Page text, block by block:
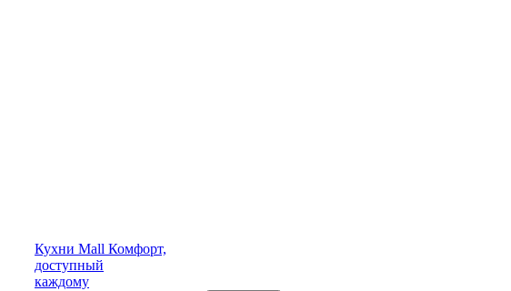
Кухни Mall Комфорт,
доступный
каждому